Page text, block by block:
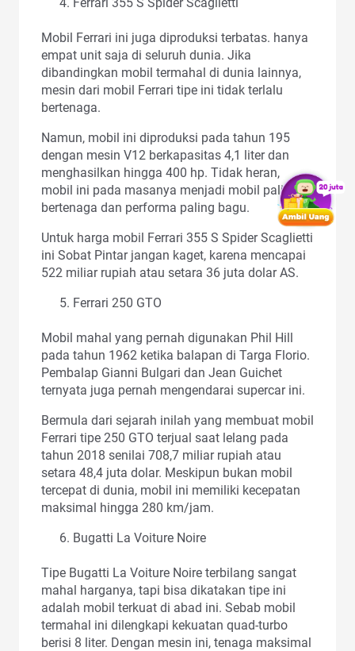
Mobil Ferrari ini juga diproduksi terbatas. hanya
empat unit saja di seluruh dunia. Jika
dibandingkan mobil termahal di dunia lainnya,
mesin dari mobil Ferrari tipe ini tidak terlalu
bertenaga.
Namun, mobil ini diproduksi pada tahun 195
dengan mesin V12 berkapasitas 4,1 liter dan
menghasilkan hingga 400 hp. Tidak heran,
mobil ini pada masanya menjadi mobil paling
bertenaga dan performa paling bagu.
Untuk harga mobil Ferrari 355 S Spider Scaglietti
ini Sobat Pintar jangan kaget, karena mencapai
522 miliar rupiah atau setara 36 juta dolar AS.
Ferrari 250 GTO
Mobil mahal yang pernah digunakan Phil Hill
pada tahun 1962 ketika balapan di Targa Florio.
Pembalap Gianni Bulgari dan Jean Guichet
ternyata juga pernah mengendarai supercar ini.
Bermula dari sejarah inilah yang membuat mobil
Ferrari tipe 250 GTO terjual saat lelang pada
tahun 2018 senilai 708,7 miliar rupiah atau
setara 48,4 juta dolar. Meskipun bukan mobil
tercepat di dunia, mobil ini memiliki kecepatan
maksimal hingga 280 km/jam.
Bugatti La Voiture Noire
Tipe Bugatti La Voiture Noire terbilang sangat
mahal harganya, tapi bisa dikatakan tipe ini
adalah mobil terkuat di abad ini. Sebab mobil
termahal ini dilengkapi kekuatan quad-turbo
berisi 8 liter. Dengan mesin ini, tenaga maksimal